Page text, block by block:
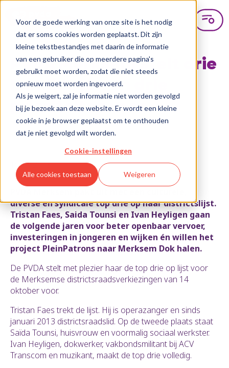
Voor de goede werking van onze site is het nodig
dat er soms cookies worden geplaatst. Dit zijn
kleine tekstbestandjes met daarin de informatie
van een gebruiker die op meerdere pagina's
gebruikt moet worden, zodat die niet steeds
opnieuw moet worden ingevoerd.
Als je weigert, zal je informatie niet worden gevolgd
bij je bezoek aan deze website. Er wordt een kleine
cookie in je browser geplaatst om te onthouden
dat je niet gevolgd wilt worden.
Cookie-instellingen
Alle cookies toestaan Weigeren
PVDA Merksem stelt drie
kandidaten en drie
prioriteiten voor
19 juli 2018
diverse en syndicale top drie op haar districtslijst.
Tristan Faes, Saida Tounsi en Ivan Heyligen gaan
de volgende jaren voor beter openbaar vervoer,
investeringen in jongeren en wijken én willen het
project PleinPatrons naar Merksem Dok halen.
De PVDA stelt met plezier haar de top drie op lijst voor
de Merksemse districtsraadsverkiezingen van 14
oktober voor.
Tristan Faes trekt de lijst. Hij is operazanger en sinds
januari 2013 districtsraadslid. Op de tweede plaats staat
Saïda Tounsi, huisvrouw en voormalig sociaal werkster.
Ivan Heyligen, dokwerker, vakbondsmilitant bij ACV
Transcom en muzikant, maakt de top drie volledig.